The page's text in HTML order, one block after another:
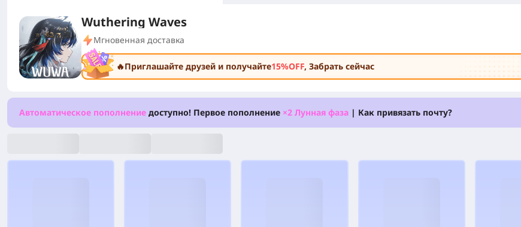
Wuthering Waves
Мгновенная доставка
🔥Приглашайте друзей и получайте15%OFF, Забрать сейчас
Автоматическое пополнение доступно! Первое пополнение ×2 Лунная фаза | Как привязать почту?